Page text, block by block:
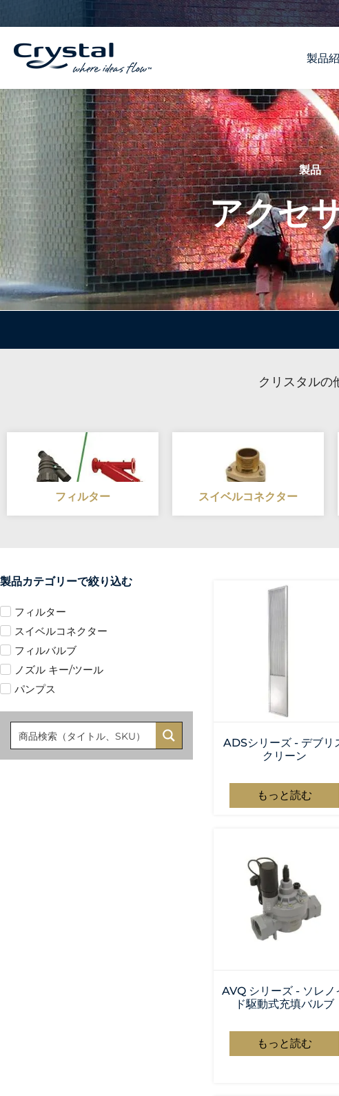
ス
ン
へ
ス
キ
ッ
プ
製品
製品
アクセ
クリスタルの
フィルター スイベルコネクター
製品カテゴリーで絞り込む
フィルター
スイベルコネクター
フィルバルブ
ノズル キー/ツール
パンプス
ADSシリーズ - デブリ
クリーン
もっと読む
AVQ シリーズ - ソレノ
ド駆動式充填バルブ
もっと読む